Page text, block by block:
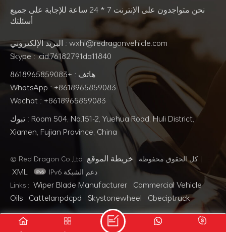
نحن متواجدون على الإنترنت 7 * 24 ساعة للإجابة على جميع
أسئلتك
البريد الإلكتروني : wxhl@redragonvehicle.com
Skype : .cid.76182791da11840
هاتف : +8618965859083
WhatsApp : +8618965859083
Wechat : +8618965859083
تبوك : Room 504, No.151-2, Yuehua Road, Huli District,
Xiamen, Fujian Province, China
© Red Dragon Co.,Ltd كل الحقوق محفوظة. خريطة الموقع |
XML
IPv6 دعم الشبكة
Links : Wiper Blade Manufacturer Commercial Vehicle
Oils Cattelanpdcpd Skystonewheel Cbeciptruck